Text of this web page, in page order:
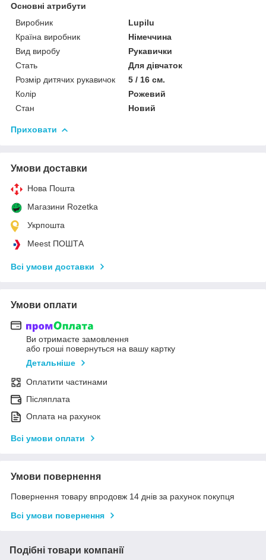
Основні атрибути
Виробник
Lupilu
Країна виробник
Німеччина
Вид виробу
Рукавички
Стать
Для дівчаток
Розмір дитячих рукавичок
5 / 16 см.
Колір
Рожевий
Стан
Новий
Приховати
Умови доставки
Нова Пошта
Магазини Rozetka
Укрпошта
Meest ПОШТА
Всі умови доставки
Умови оплати
Ви отримаєте замовлення
або гроші повернуться на вашу картку
Детальніше
Оплатити частинами
Післяплата
Оплата на рахунок
Всі умови оплати
Умови повернення
Повернення товару впродовж 14 днів за рахунок покупця
Всі умови повернення
Подібні товари компанії